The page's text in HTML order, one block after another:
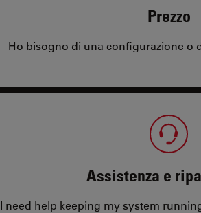
Prezzo
Ho bisogno di una configurazione o
Assistenza e
I need help keeping my system